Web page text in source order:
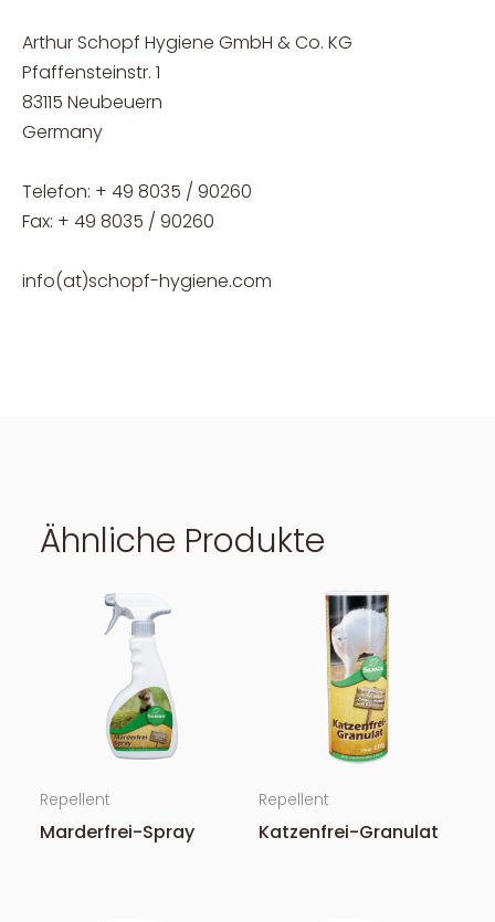
Arthur Schopf Hygiene GmbH & Co. KG
Pfaffensteinstr. 1
83115 Neubeuern
Germany
Telefon: + 49 8035 / 90260
Fax: + 49 8035 / 90260
info(at)schopf-hygiene.com
Ähnliche Produkte
Repellent
Marderfrei-Spray
Repellent
Katzenfrei-Granulat